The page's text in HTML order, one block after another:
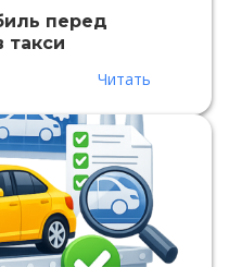
перед
такси
Читать